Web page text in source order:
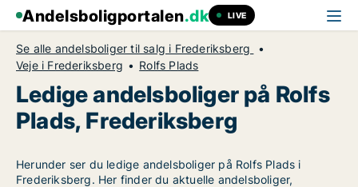
Andelsboligportalen.dk LIVE
Se alle andelsboliger til salg i Frederiksberg
Veje i Frederiksberg
Rolfs Plads
Ledige andelsboliger på Rolfs
Plads, Frederiksberg
Herunder ser du ledige andelsboliger på Rolfs Plads i
Frederiksberg. Her finder du aktuelle andelsboliger,